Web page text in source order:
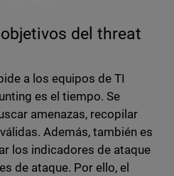
del threat
a los equipos de TI
es el tiempo. Se
amenazas, recopilar
Además, también es
los indicadores de ataque
de ataque. Por ello, el